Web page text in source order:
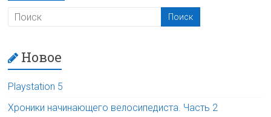
Новое
Playstation 5
Хроники начинающего велосипедиста. Часть 2